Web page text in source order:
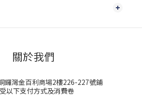
關於我們
鑼灣金百利商場2樓226-227號鋪
以下支付方式及消費卷